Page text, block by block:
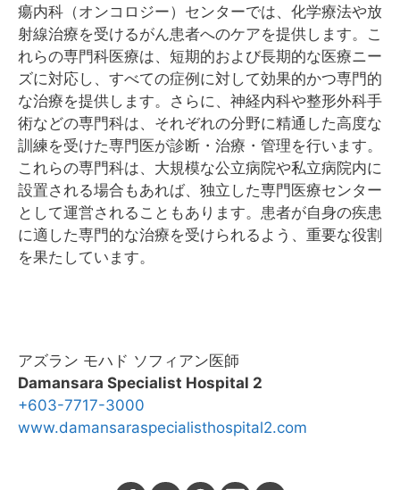
瘍内科（オンコロジー）センターでは、化学療法や放
射線治療を受けるがん患者へのケアを提供します。こ
れらの専門科医療は、短期的および長期的な医療ニー
ズに対応し、すべての症例に対して効果的かつ専門的
な治療を提供します。さらに、神経内科や整形外科手
術などの専門科は、それぞれの分野に精通した高度な
訓練を受けた専門医が診断・治療・管理を行います。
これらの専門科は、大規模な公立病院や私立病院内に
設置される場合もあれば、独立した専門医療センター
として運営されることもあります。患者が自身の疾患
に適した専門的な治療を受けられるよう、重要な役割
を果たしています。
アズラン モハド ソフィアン医師
Damansara Specialist Hospital 2
+603-7717-3000
www.damansaraspecialisthospital2.com